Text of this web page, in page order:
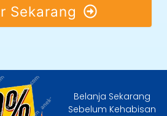
Sekarang
Belanja Sekarang
Sebelum Kehabisan